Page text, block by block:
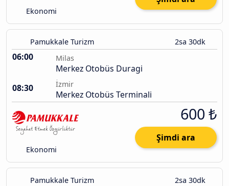
Ekonomi
Pamukkale Turizm 2sa 30dk
06:00 Milas
Merkez Otobüs Duragi
08:30
İzmir
Merkez Otobüs Terminali
Ekonomi
600 ₺
Şimdi ara
Pamukkale Turizm 2sa 30dk